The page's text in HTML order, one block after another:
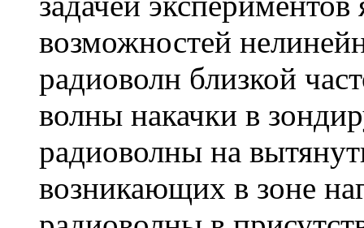
возможностей
радиоволн близкой
волны накачки в
радиоволны на
возникающих в зоне